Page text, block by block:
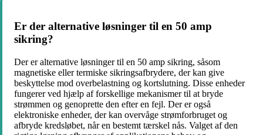
Er der alternative løsninger til en 50 amp
sikring?
Der er alternative løsninger til en 50 amp sikring, såsom
magnetiske eller termiske sikringsafbrydere, der kan give
beskyttelse mod overbelastning og kortslutning. Disse enheder
fungerer ved hjælp af forskellige mekanismer til at bryde
strømmen og genoprette den efter en fejl. Der er også
elektroniske enheder, der kan overvåge strømforbruget og
afbryde kredsløbet, når en bestemt tærskel nås. Valget af den